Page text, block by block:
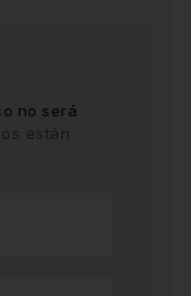
no será
están